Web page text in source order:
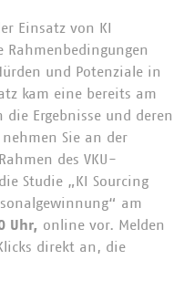
Einsatz von KI
Rahmenbedingungen
und Potenziale in
kam eine bereits am
Ergebnisse und deren
Sie an der
des VKU-
Studie „KI Sourcing
am
Uhr, online vor. Melden
direkt an, die